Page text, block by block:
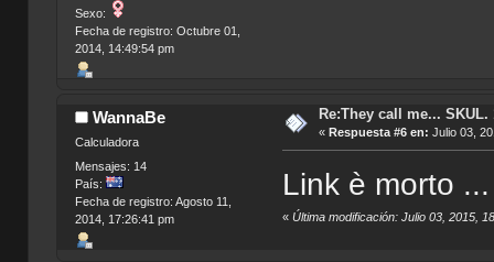
Sexo:
Fecha de registro: Octubre 01,
2014, 14:49:54 pm
WannaBe
Calculadora
Mensajes: 14
País:
Fecha de registro: Agosto 11,
2014, 17:26:41 pm
Re:They call me... SKUL.
« Respuesta #6 en: Julio 03,
Link è morto
«Última modificación: Julio 03, 2015,